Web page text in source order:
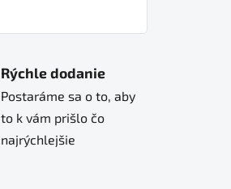
Rýchle dodanie
Postaráme sa o to, aby
to k vám prišlo čo
najrýchlejšie